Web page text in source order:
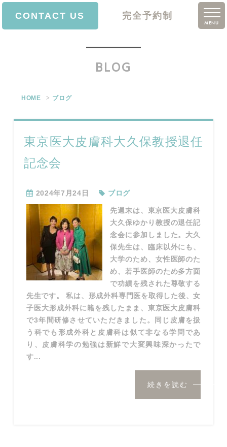
CONTACT US 完全予約制
MENU
クリニック案内
アクセス
求人情報
BLOG
HOME ブログ
東京医大皮膚科大久保教授退任
記念会
2024年7月24日 ブログ
先週末は、東京医大皮膚科
大久保ゆかり教授の退任記
念会に参加しました。大久
保先生は、臨床以外にも、
大学のため、女性医師のた
め、若手医師のため多方面
で功績を残された尊敬する
先生です。 私は、形成外科専門医を取得した後、女
子医大形成外科に籍を残したまま、東京医大皮膚科
で3年間研修させていただきました。同じ皮膚を扱
う科でも形成外科と皮膚科は似て非なる学問であ
り、皮膚科学の勉強は新鮮で大変興味深かったで
す...
続きを読む